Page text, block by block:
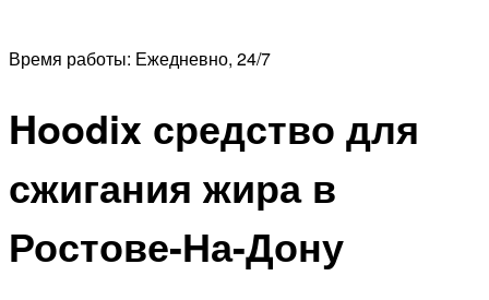
Время работы: Ежедневно, 24/7
Hoodix средство для
сжигания жира в
Ростове-На-Дону